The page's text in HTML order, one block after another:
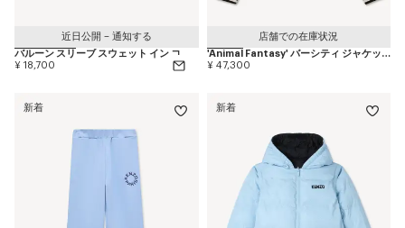
近日公開 – 通知する
¥ 18,700
店舗での在庫状況
'Animal Fantasy' バーシティ ジャケット イン ミックス ウール
¥ 47,300
新着 新着